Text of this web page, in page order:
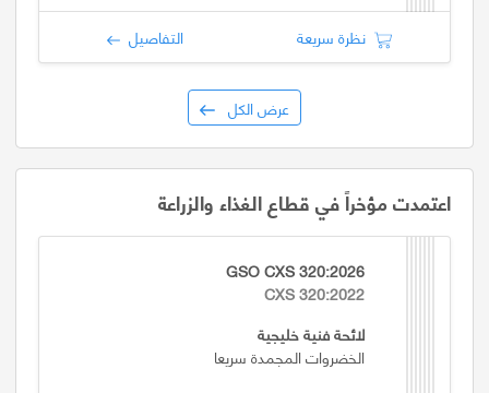
نظرة سريعة التفاصيل
عرض الكل
اعتمدت مؤخراً في قطاع الغذاء والزراعة
GSO CXS 320:2026
CXS 320:2022
لائحة فنية خليجية
الخضروات المجمدة سريعا